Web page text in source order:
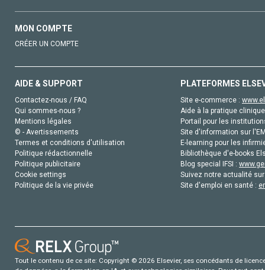
MON COMPTE
CRÉER UN COMPTE
AIDE & SUPPORT
Contactez-nous / FAQ
Qui sommes-nous ?
Mentions légales
© - Avertissements
Termes et conditions d'utilisation
Politique rédactionnelle
Politique publicitaire
Cookie settings
Politique de la vie privée
PLATEFORMES
Site e-commerce :
Aide à la pratique
Portail pour les
Site d'information sur
E-learning pour les
Bibliothèque d'e-books
Blog special IFSI :
Suivez notre actualité
Site d'emploi en santé :
Tout le contenu de ce site: Copyright © 2026 Elsevier, ses concédants de